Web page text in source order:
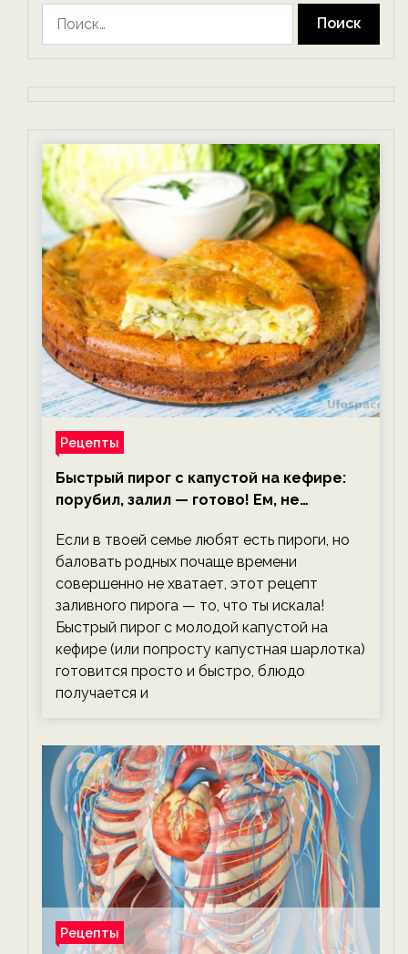
Рецепты
Быстрый пирог с капустой на кефире:
порубил, залил — готово! Ем, не
Если в твоей семье любят есть пироги, но
баловать родных почаще времени
совершенно не хватает, этот рецепт
заливного пирога — то, что ты искала!
Быстрый пирог с молодой капустой на
кефире (или попросту капустная шарлотка)
готовится просто и быстро, блюдо
получается и
Рецепты